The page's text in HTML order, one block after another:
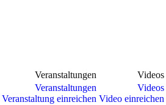
Veranstaltungen
Veranstaltungen
Veranstaltung einreichen
Videos
Videos
Video einreichen